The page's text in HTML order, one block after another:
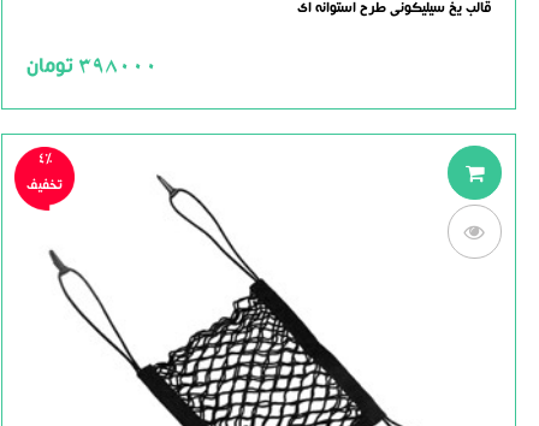
out
قالب یخ سیلیکونی طرح استوانه ای
398000 تومان
4%
تخفیف